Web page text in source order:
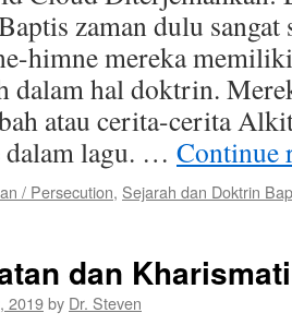
zaman dulu
himne mereka
dalam hal doktrin.
atau cerita-cerita
dalam lagu. … Continue
/ Persecution, Sejarah dan Doktrin
dan
2019by Dr. Steven